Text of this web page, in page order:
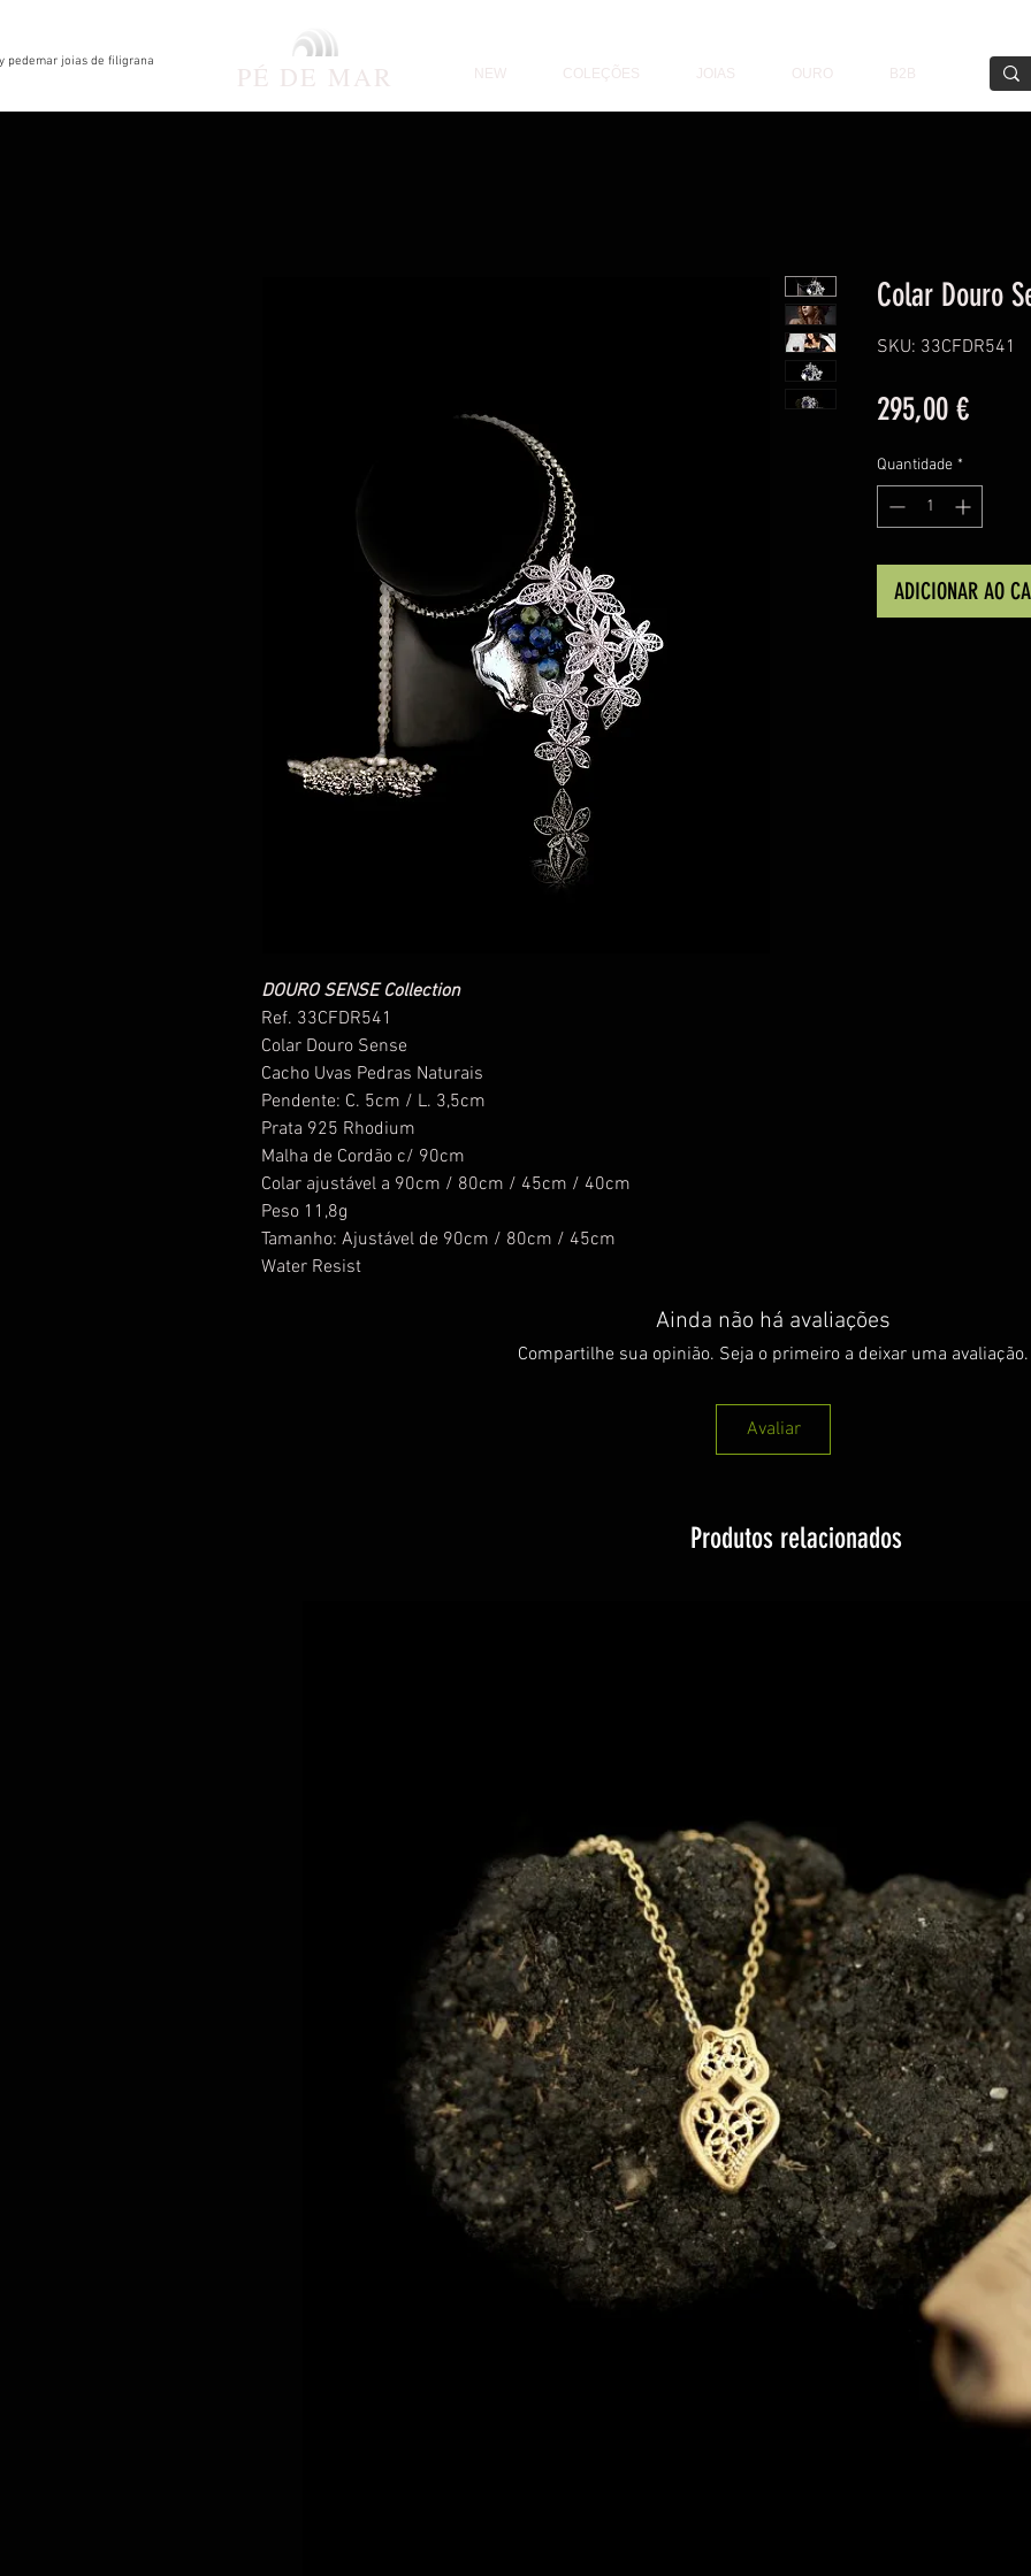
pedemar joias de filigrana PÉ DE MAR NEW COLEÇÕES JOIAS OURO B2B
DOURO SENSE Collection
Ref. 33CFDR541
Colar Douro Sense
Cacho Uvas Pedras Naturais
Pendente: C. 5cm / L. 3,5cm
Prata 925 Rhodium
Malha de Cordão c/ 90cm
Colar ajustável a 90cm / 80cm / 45cm / 40cm
Peso 11,8g
Tamanho: Ajustável de 90cm / 80cm / 45cm
Water Resist
Colar Douro
SKU: 33CFDR541
295,00 €Preço
Quantidade *
ADICIONAR AO
Ainda não há avaliações
Compartilhe sua opinião. Seja o primeiro a deixar uma avaliação.
Avaliar
Produtos relacionados